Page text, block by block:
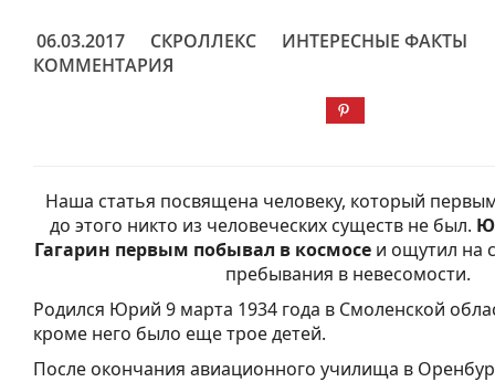
06.03.2017 СКРОЛЛЕКС
ИНТЕРЕСНЫЕ ФАКТЫ
КОММЕНТАРИЯ
Наша статья посвящена человеку, который
до этого никто из человеческих существ не был.
Гагарин первым побывал в космосеи ощутил на
пребывания в невесомости.
Родился Юрий 9 марта 1934 года в Смоленской
кроме него было еще трое детей.
После окончания авиационного училища в